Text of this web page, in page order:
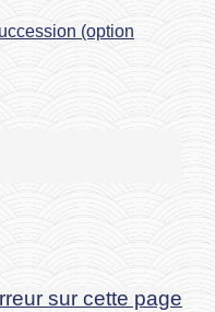
(option
sur cette page